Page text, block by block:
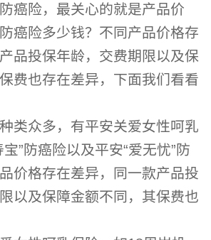
癌险，最关心的就是产品价
癌险多少钱？不同产品价格存
品投保年龄，交费期限以及保
费也存在差异，下面我们看看
众多，有平安关爱女性呵乳
”防癌险以及平安“爱无忧”防
价格存在差异，同一款产品投
以及保障金额不同，其保费也